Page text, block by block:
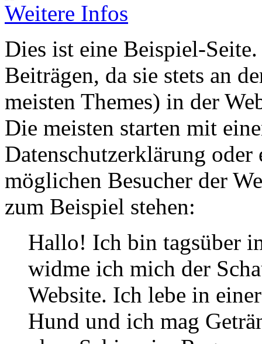
Weitere Infos
Dies ist eine Beispiel-
Beiträgen, da sie stets an
meisten Themes) in der
Die meisten starten mit
Datenschutzerklärung
möglichen Besucher der
zum Beispiel stehen:
Hallo! Ich bin tagsüber
widme ich mich der
Website. Ich lebe in
Hund und ich mag